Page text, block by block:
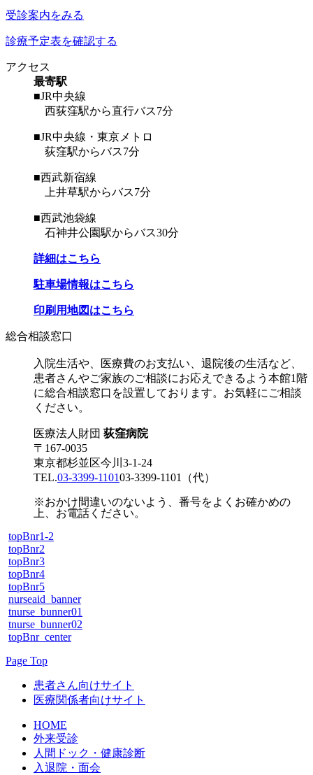
受診案内をみる
診療予定表を確認する
アクセス
最寄駅
■JR中央線
西荻窪駅から直行バス7分
■JR中央線・東京メトロ
荻窪駅からバス7分
■西武新宿線
上井草駅からバス7分
■西武池袋線
石神井公園駅からバス30分
詳細はこちら
駐車場情報はこちら
印刷用地図はこちら
総合相談窓口
入院生活や、医療費のお支払い、退院後の生活など、
患者さんやご家族のご相談にお応えできるよう本館1階
に総合相談窓口を設置しております。お気軽にご相談
ください。
医療法人財団 荻窪病院
〒167-0035
東京都杉並区今川3-1-24
TEL.03-3399-110103-3399-1101 （代）
※おかけ間違いのないよう、番号をよくお確かめの
上、お電話ください。
topBnr1-2
topBnr2
topBnr3
topBnr4
topBnr5
nurseaid_banner
tnurse_bunner01
tnurse_bunner02
topBnr_center
Page Top
患者さん向けサイト
医療関係者向けサイト
HOME
外来受診
人間ドック・健康診断
入退院・面会